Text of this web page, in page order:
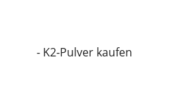
- K2-Pulver kaufen